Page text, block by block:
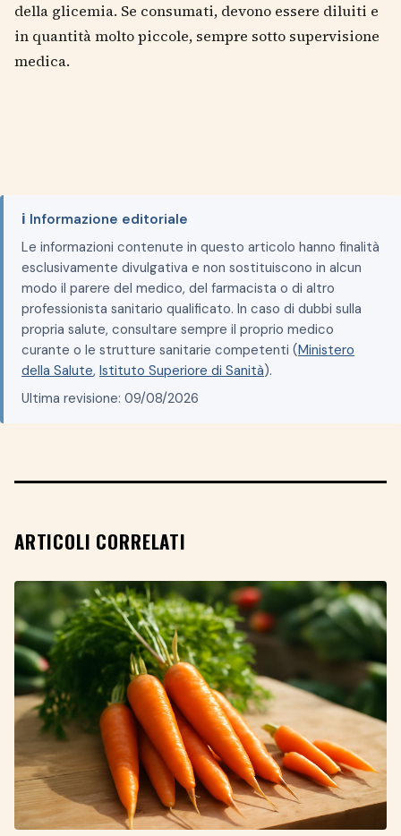
della glicemia. Se consumati, devono essere diluiti e
in quantità molto piccole, sempre sotto supervisione
medica.
ℹ️ Informazione editoriale
Le informazioni contenute in questo articolo hanno finalità
esclusivamente divulgativa e non sostituiscono in alcun
modo il parere del medico, del farmacista o di altro
professionista sanitario qualificato. In caso di dubbi sulla
propria salute, consultare sempre il proprio medico
curante o le strutture sanitarie competenti (Ministero
della Salute, Istituto Superiore di Sanità).
Ultima revisione: 09/08/2026
ARTICOLI CORRELATI